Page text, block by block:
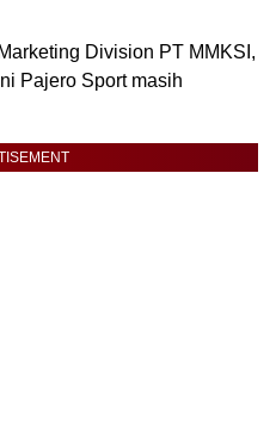
Division PT MMKSI,
Pajero Sport masih